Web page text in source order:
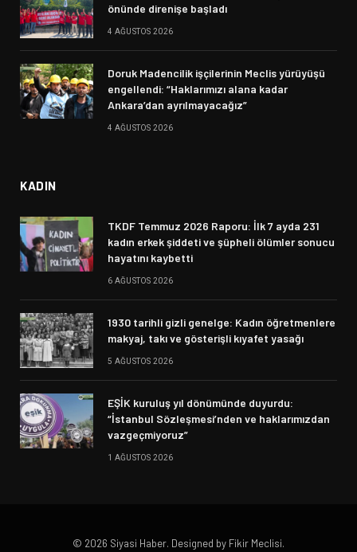
önünde direnişe başladı
4 AĞUSTOS 2026
Doruk Madencilik işçilerinin Meclis yürüyüşü
engellendi: “Haklarımızı alana kadar
Ankara’dan ayrılmayacağız”
4 AĞUSTOS 2026
KADIN
TKDF Temmuz 2026 Raporu: İlk 7 ayda 231
kadın erkek şiddeti ve şüpheli ölümler sonucu
hayatını kaybetti
6 AĞUSTOS 2026
1930 tarihli gizli genelge: Kadın öğretmenlere
makyaj, takı ve gösterişli kıyafet yasağı
5 AĞUSTOS 2026
EŞİK kuruluş yıl dönümünde duyurdu:
“İstanbul Sözleşmesi’nden ve haklarımızdan
vazgeçmiyoruz”
1 AĞUSTOS 2026
© 2026 Siyasi Haber. Designed by Fikir Meclisi.